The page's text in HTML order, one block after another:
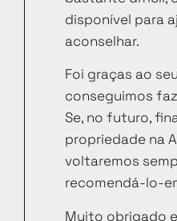
disponível para
aconselhar.
Foi graças ao
conseguimos
Se, no futuro,
propriedade na
voltaremos
recomendá-lo-
Muito obrigado